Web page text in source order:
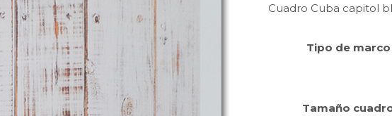
Cuadro Cuba capitol
Tipo de marco
Tamaño